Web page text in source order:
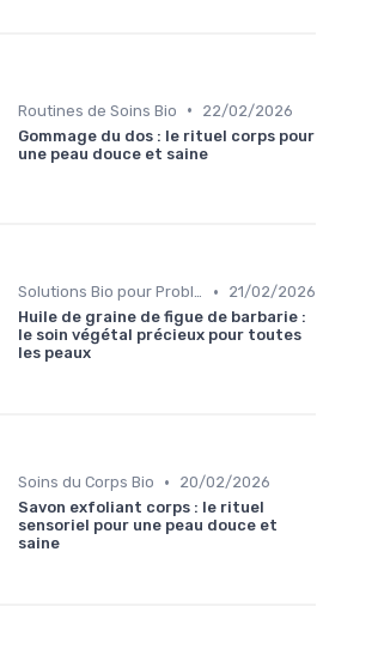
Routines de Soins Bio •
22/02/2026
Gommage du dos : le rituel corps pour
une peau douce et saine
Solutions Bio pour Problèmes de Peau •
21/02/2026
Huile de graine de figue de barbarie :
le soin végétal précieux pour toutes
les peaux
Soins du Corps Bio •
20/02/2026
Savon exfoliant corps : le rituel
sensoriel pour une peau douce et
saine